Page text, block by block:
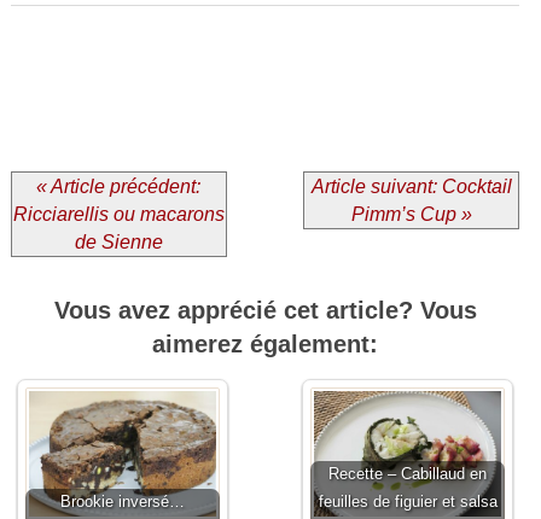
« Article précédent:
Ricciarellis ou macarons
de Sienne
Article suivant: Cocktail
Pimm’s Cup »
Vous avez apprécié cet article? Vous
aimerez également:
Brookie inversé…
Recette – Cabillaud en
feuilles de figuier et salsa